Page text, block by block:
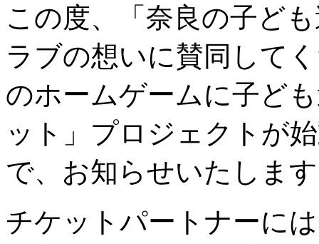
この度、「奈良の子ど
ラブの想いに賛同して
のホームゲームに子ど
ット」プロジェクトが
で、お知らせいたしま
チケットパートナーに